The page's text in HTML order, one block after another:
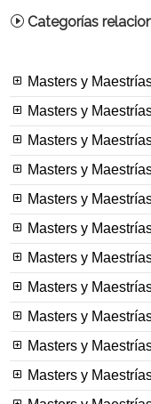
Categorías
Masters y
Masters y
Masters y
Masters y
Masters y
Masters y
Masters y
Masters y
Masters y
Masters y
Masters y